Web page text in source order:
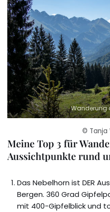
Wanderung
© Tanja
Meine Top 3 für
Aussichtpunkte rund
Das Nebelhorn ist DER
Bergen. 360 Grad
mit 400-Gipfelblick und